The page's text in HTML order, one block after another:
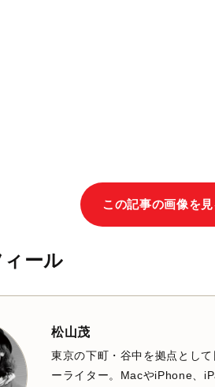
この記事の画像を見
ール
松山茂
東京の下町・谷中を拠点とし
ーライター。MacやiPhone、